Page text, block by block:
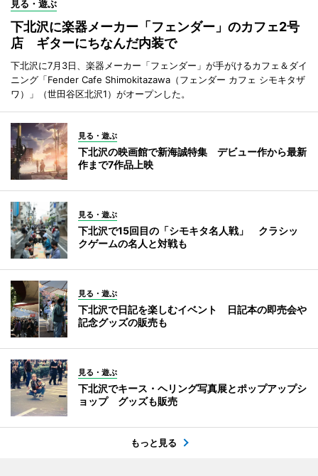
見る・遊ぶ
下北沢に楽器メーカー「フェンダー」のカフェ2号
店 ギターにちなんだ内装で
下北沢に7月3日、楽器メーカー「フェンダー」が手がけるカフェ＆ダイ
ニング「Fender Cafe Shimokitazawa（フェンダー カフェ シモキタザ
ワ）」（世田谷区北沢1）がオープンした。
見る・遊ぶ
下北沢の映画館で新海誠特集 デビュー作から最新
作まで7作品上映
見る・遊ぶ
下北沢で15回目の「シモキタ名人戦」 クラシッ
クゲームの名人と対戦も
見る・遊ぶ
下北沢で日記を楽しむイベント 日記本の即売会や
記念グッズの販売も
見る・遊ぶ
下北沢でキース・ヘリング写真展とポップアップシ
ョップ グッズも販売
もっと見る